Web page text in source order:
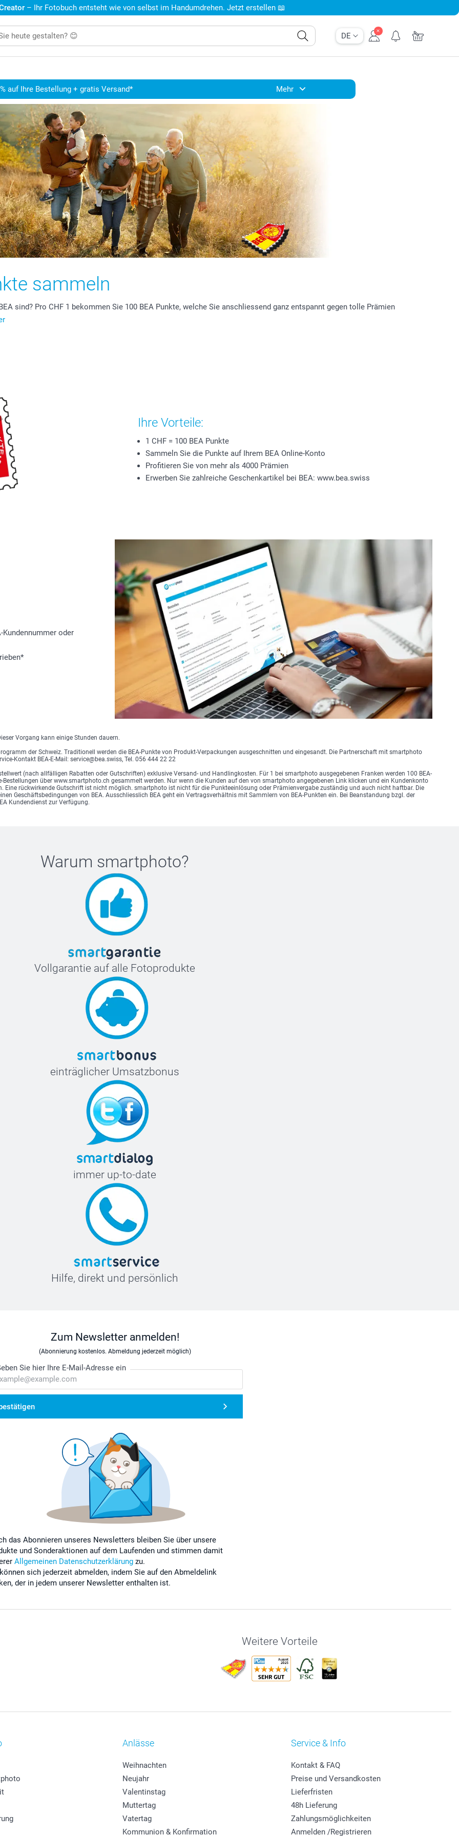
DE
– Ihr Fotobuch entsteht wie von selbst im Handumdrehen. Jetzt erstellen 📖
auf Ihre Bestellung + gratis Versand* Mehr
sammeln
sind? Pro CHF 1 bekommen Sie 100 BEA Punkte, welche Sie anschliessend ganz entspannt gegen tolle Prämien
Ihre Vorteile:
1 CHF = 100 BEA Punkte
Sammeln Sie die Punkte auf Ihrem BEA Online-Konto
Profitieren Sie von mehr als 4000 Prämien
Erwerben Sie zahlreiche Geschenkartikel bei BEA: www.bea.swiss
oder
Vorgang kann einige Stunden dauern.
der Schweiz. Traditionell werden die BEA-Punkte von Produkt-Verpackungen ausgeschnitten und eingesandt. Die Partnerschaft mit smartphoto
Kontakt BEA-E-Mail: service@bea.swiss, Tel. 056 444 22 22
(nach allfälligen Rabatten oder Gutschriften) exklusive Versand- und Handlingkosten. Für 1 bei smartphoto ausgegebenen Franken werden 100 BEA-
über www.smartphoto.ch gesammelt werden. Nur wenn die Kunden auf den von smartphoto angegebenen Link klicken und ein Kundenkonto
Eine rückwirkende Gutschrift ist nicht möglich. smartphoto ist nicht für die Punkteeinlösung oder Prämienvergabe zuständig und auch nicht haftbar. Die
Geschäftsbedingungen von BEA. Ausschliesslich BEA geht ein Vertragsverhältnis mit Sammlern von BEA-Punkten ein. Bei Beanstandung bzgl. der
Kundendienst zur Verfügung.
Warum smartphoto?
Vollgarantie auf alle Fotoprodukte
einträglicher Umsatzbonus
immer up-to-date
Hilfe, direkt und persönlich
Zum Newsletter anmelden!
(Abonnierung kostenlos. Abmeldung jederzeit möglich)
Sie hier Ihre E-Mail-Adresse ein
das Abonnieren unseres Newsletters bleiben Sie über unsere
und Sonderaktionen auf dem Laufenden und stimmen damit
Allgemeinen Datenschutzerklärung zu.
sich jederzeit abmelden, indem Sie auf den Abmeldelink
der in jedem unserer Newsletter enthalten ist.
Weitere Vorteile
Anlässe
Weihnachten
Neujahr
Valentinstag
Muttertag
Vatertag
Kommunion & Konfirmation
Service & Info
Kontakt & FAQ
Preise und Versandkosten
Lieferfristen
48h Lieferung
Zahlungsmöglichkeiten
Anmelden /Registrieren